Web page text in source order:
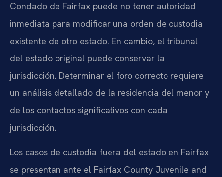
Condado de Fairfax puede no tener autoridad
inmediata para modificar una orden de custodia
existente de otro estado. En cambio, el tribunal
del estado original puede conservar la
jurisdicción. Determinar el foro correcto requiere
un análisis detallado de la residencia del menor y
de los contactos significativos con cada
jurisdicción.
Los casos de custodia fuera del estado en Fairfax
se presentan ante el Fairfax County Juvenile and